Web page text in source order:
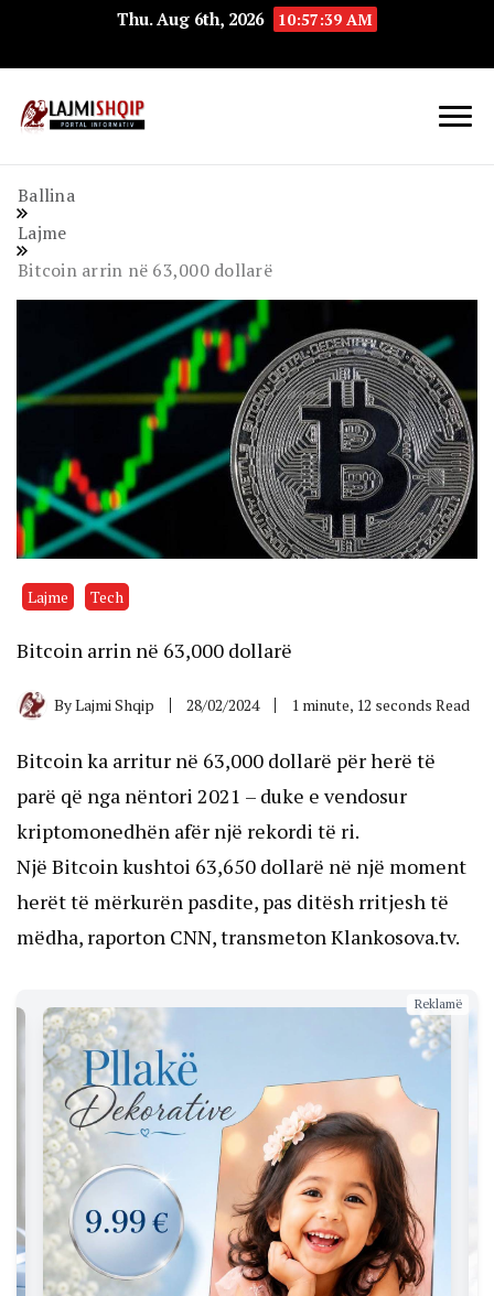
Thu. Aug 6th, 2026 10:57:39 AM
Ballina
Lajme
Bitcoin arrin në 63,000 dollarë
Lajme Tech
Bitcoin arrin në 63,000 dollarë
ByLajmi Shqip 28/02/2024 1 minute, 12 seconds Read
Bitcoin ka arritur në 63,000 dollarë për herë të
parë që nga nëntori 2021 – duke e vendosur
kriptomonedhën afër një rekordi të ri.
Një Bitcoin kushtoi 63,650 dollarë në një moment
herët të mërkurën pasdite, pas ditësh rritjesh të
mëdha, raporton CNN, transmeton Klankosova.tv.
Reklamë